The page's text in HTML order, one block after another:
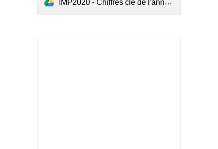
IMP2020 - Chiffres clé de l'année 2019 de l'accidentologie maritime.pdf